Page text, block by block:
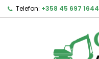
Telefon: +358 45 697 1644